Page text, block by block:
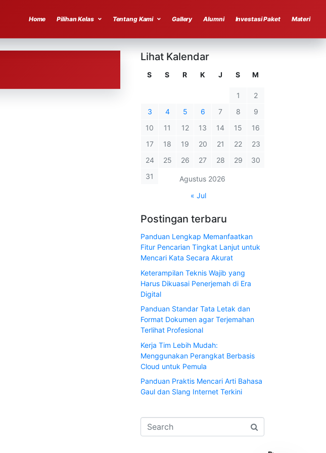
Home Pilihan Kelas Tentang Kami Gallery Alumni Investasi Paket Materi
Lihat Kalendar
Agustus 2026
S S R K J S M
1
2
3
4 5 6 7 8
9
10
11 12 13 14 15
16
17
18 19 20 21 22
23
24
25 26 27 28 29
30
31
« Jul
Postingan terbaru
Panduan Lengkap Memanfaatkan
Fitur Pencarian Tingkat Lanjut untuk
Mencari Kata Secara Akurat
Keterampilan Teknis Wajib yang
Harus Dikuasai Penerjemah di Era
Digital
Panduan Standar Tata Letak dan
Format Dokumen agar Terjemahan
Terlihat Profesional
Kerja Tim Lebih Mudah:
Menggunakan Perangkat Berbasis
Cloud untuk Pemula
Panduan Praktis Mencari Arti Bahasa
Gaul dan Slang Internet Terkini